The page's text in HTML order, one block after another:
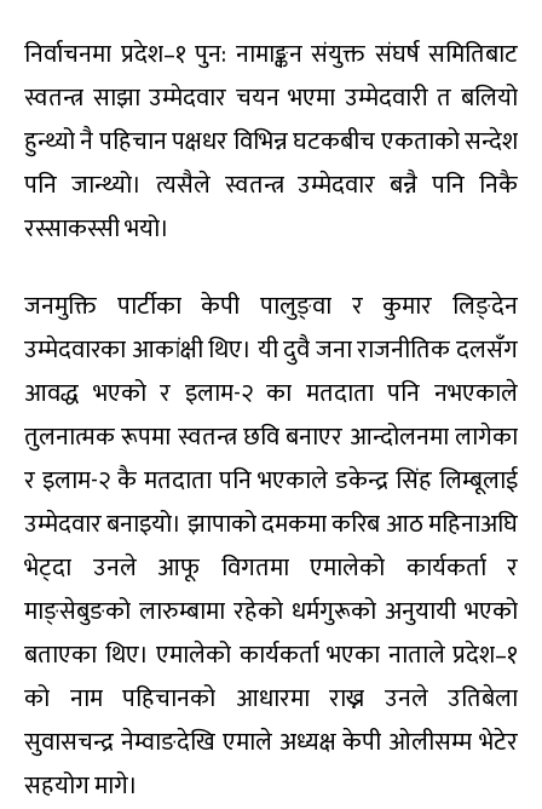
निर्वाचनमा प्रदेश–१ पुन: नामाङ्कन संयुक्त संघर्ष समितिबाट
स्वतन्त्र साझा उम्मेदवार चयन भएमा उम्मेदवारी त बलियो
हुन्थ्यो नै पहिचान पक्षधर विभिन्न घटकबीच एकताको सन्देश
पनि जान्थ्यो। त्यसैले स्वतन्त्र उम्मेदवार बन्नै पनि निकै
रस्साकस्सी भयो।
जनमुक्ति पार्टीका केपी पालुङ्वा र कुमार लिङ्देन
उम्मेदवारका आकांक्षी थिए। यी दुवै जना राजनीतिक दलसँग
आवद्ध भएको र इलाम-२ का मतदाता पनि नभएकाले
तुलनात्मक रूपमा स्वतन्त्र छवि बनाएर आन्दोलनमा लागेका
र इलाम-२ कै मतदाता पनि भएकाले डकेन्द्र सिंह लिम्बूलाई
उम्मेदवार बनाइयो। झापाको दमकमा करिब आठ महिनाअघि
भेट्दा उनले आफू विगतमा एमालेको कार्यकर्ता र
माङ्सेबुङको लारुम्बामा रहेको धर्मगुरूको अनुयायी भएको
बताएका थिए। एमालेको कार्यकर्ता भएका नाताले प्रदेश–१
को नाम पहिचानको आधारमा राख्न उनले उतिबेला
सुवासचन्द्र नेम्वाङदेखि एमाले अध्यक्ष केपी ओलीसम्म भेटेर
सहयोग मागे।